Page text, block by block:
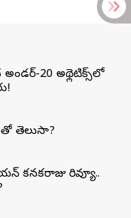
అండర్-20 అథ్లెటిక్స్‌లో
తెలుసా?
కనకరాజు రివ్యూ..